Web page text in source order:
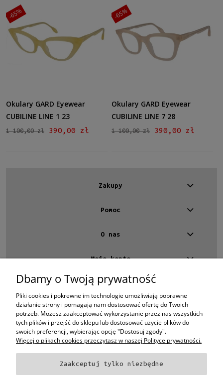
od
do
Filtruj
Promocja
tak (6)
Okulary GARD Eyewear
CUBILINE LINE 1 23
1 100,00 zł 390,00 zł
-65%
Okulary GARD Eyewear
CUBILINE LINE 7 28
1 100,00 zł 390,00 zł
-65%
Zakupy
Pomoc
O nas
Moje konto
Kontakt
4 EYES OPTYKA -
optyk Warszawa
ul.Chmielna 4
00-020 Warszawa
woj. mazowieckie
+48 696 015 670
sklep@4eyes.pl
Dbamy o Twoją prywatność
Pliki cookies i pokrewne im technologie umożliwiają poprawne
działanie strony i pomagają nam dostosować ofertę do Twoich
potrzeb. Możesz zaakceptować wykorzystanie przez nas wszystkich
tych plików i przejść do sklepu lub dostosować użycie plików do
swoich preferencji, wybierając opcję "Dostosuj zgody".
Więcej o plikach cookies przeczytasz w naszej Polityce prywatności.
Zaakceptuj tylko niezbędne